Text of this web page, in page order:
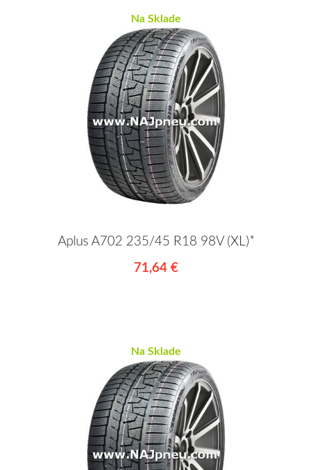
Na Sklade
Aplus A702 235/45 R18 98V (XL)*
71,64 €
Na Sklade